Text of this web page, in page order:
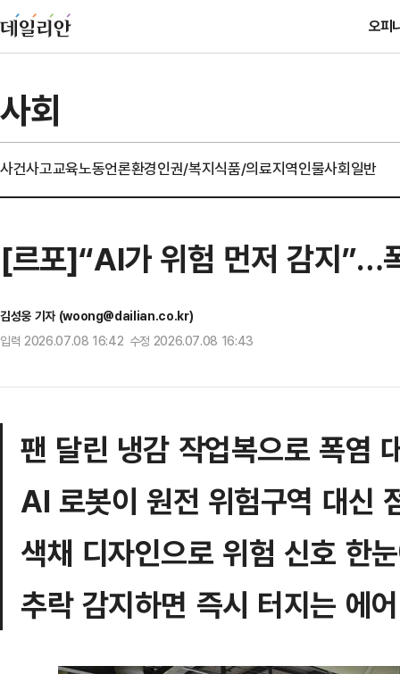
오피
사회
사건사고교육노동언론환경인권/복지식품/의료지역인물사회일반
[르포]“AI가 위험 먼저 감지”…
김성웅 기자 (woong@dailian.co.kr)
입력 2026.07.08 16:42 수정 2026.07.08 16:43
팬 달린 냉감 작업복으로 폭염
AI 로봇이 원전 위험구역 대신
색채 디자인으로 위험 신호 한
추락 감지하면 즉시 터지는 에